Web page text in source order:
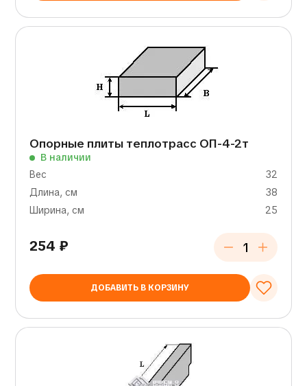
Опорные плиты теплотрасс ОП-4-2т
В наличии
Вес
32
Длина, см
38
Ширина, см
25
254 ₽
ДОБАВИТЬ В КОРЗИНУ